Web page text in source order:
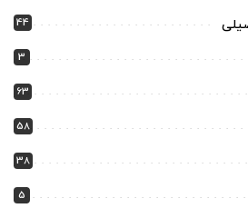
44
3
63
58
38
5